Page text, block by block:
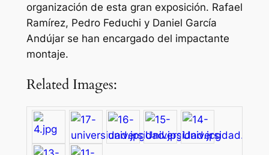
organización de esta gran exposición. Rafael
Ramírez, Pedro Feduchi y Daniel García
Andújar se han encargado del impactante
montaje.
Related Images: